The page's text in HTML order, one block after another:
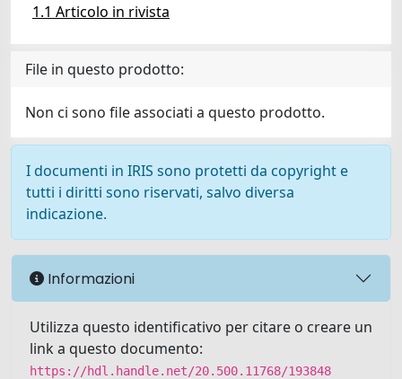
1.1 Articolo in rivista
File in questo prodotto:
Non ci sono file associati a questo prodotto.
I documenti in IRIS sono protetti da copyright e
tutti i diritti sono riservati, salvo diversa
indicazione.
Informazioni
Utilizza questo identificativo per citare o creare un
link a questo documento:
https://hdl.handle.net/20.500.11768/193848